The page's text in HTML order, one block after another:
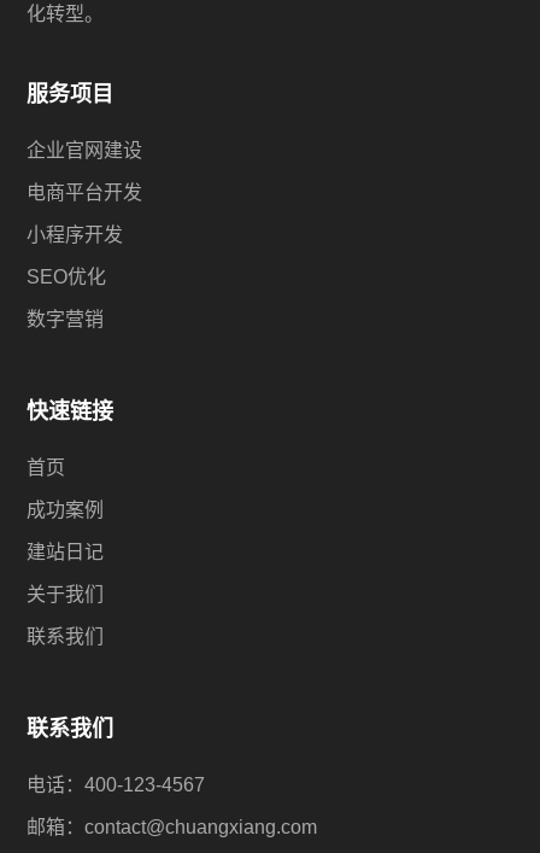
化转型。
服务项目
企业官网建设
电商平台开发
小程序开发
SEO优化
数字营销
快速链接
首页
成功案例
建站日记
关于我们
联系我们
联系我们
电话：400-123-4567
邮箱：contact@chuangxiang.com